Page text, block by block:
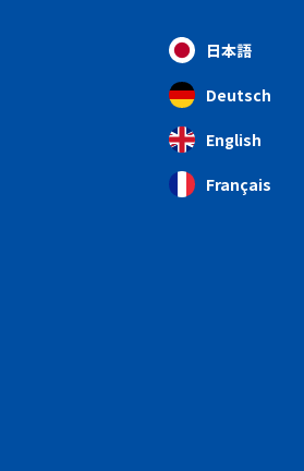
日本語
Deutsch
English
Français